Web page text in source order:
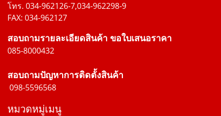
โทร. 034-962126-7,034-962298-9
FAX: 034-962127
สอบถามรายละเอียดสินค้า ขอใบเสนอราคา
085-8000432
สอบถามปัญหาการติดตั้งสินค้า
098-5596568
หมวดหมู่เมนู